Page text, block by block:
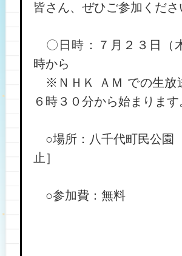
皆さん、ぜひご参加くださ
〇日時：７月２３日（
時から
※ＮＨＫ ＡＭ での生放
６時３０分から始まります
○場所：八千代町民公
止］
○参加費：無料